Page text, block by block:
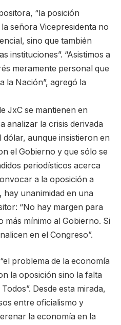
“la posición
señora Vicepresidenta no
sino que también
instituciones”. “Asistimos a
meramente personal que
la Nación”, agregó la
JxC se mantienen en
analizar la crisis derivada
aunque insistieron en
el Gobierno y que sólo se
periodísticos acerca
a la oposición a
hay unanimidad en una
“No hay margen para
más mínimo al Gobierno. Si
en el Congreso”.
problema de la economía
la oposición sino la falta
Desde esta mirada,
entre oficialismo y
la economía en la